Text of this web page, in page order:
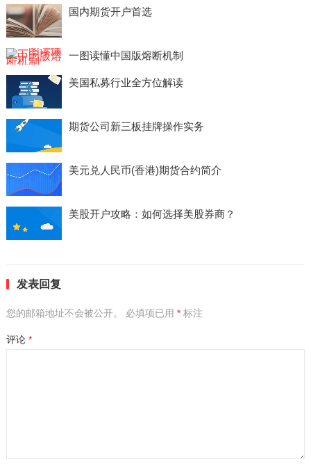
国内期货开户首选
一图读懂中国版熔断机制
美国私募行业全方位解读
期货公司新三板挂牌操作实务
美元兑人民币(香港)期货合约简介
美股开户攻略：如何选择美股券商？
发表回复
您的邮箱地址不会被公开。 必填项已用 *标注
评论 *